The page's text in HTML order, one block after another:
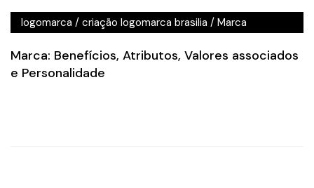
logomarca / criação logomarca brasilia / Marca
Marca: Benefícios, Atributos, Valores associados
e Personalidade